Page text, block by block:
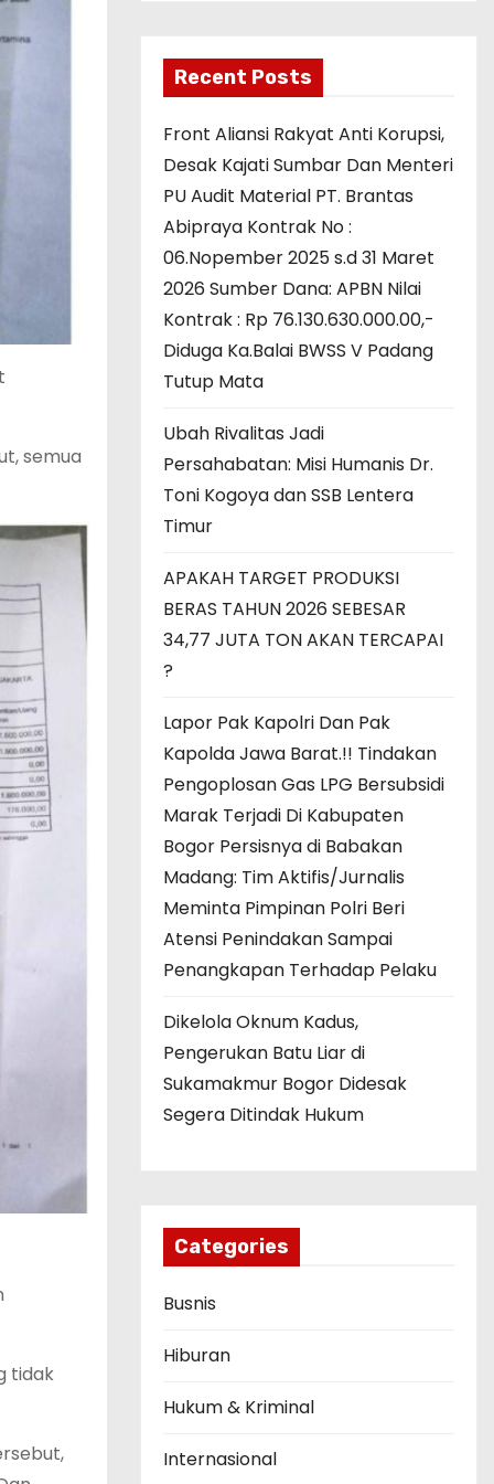
semua
tidak
Recent Posts
Front Aliansi Rakyat Anti Korupsi,
Desak Kajati Sumbar Dan Menteri
PU Audit Material PT. Brantas
Abipraya Kontrak No :
06.Nopember 2025 s.d 31 Maret
2026 Sumber Dana: APBN Nilai
Kontrak : Rp 76.130.630.000.00,-
Diduga Ka.Balai BWSS V Padang
Tutup Mata
Ubah Rivalitas Jadi
Persahabatan: Misi Humanis Dr.
Toni Kogoya dan SSB Lentera
Timur
APAKAH TARGET PRODUKSI
BERAS TAHUN 2026 SEBESAR
34,77 JUTA TON AKAN TERCAPAI
?
Lapor Pak Kapolri Dan Pak
Kapolda Jawa Barat.!! Tindakan
Pengoplosan Gas LPG Bersubsidi
Marak Terjadi Di Kabupaten
Bogor Persisnya di Babakan
Madang: Tim Aktifis/Jurnalis
Meminta Pimpinan Polri Beri
Atensi Penindakan Sampai
Penangkapan Terhadap Pelaku
Dikelola Oknum Kadus,
Pengerukan Batu Liar di
Sukamakmur Bogor Didesak
Segera Ditindak Hukum
Categories
Busnis
Hiburan
Hukum & Kriminal
Internasional